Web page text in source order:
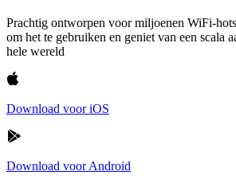
Prachtig ontworpen voor miljoenen WiFi-
om het te gebruiken en geniet van een scala
hele wereld
Download voor iOS
Download voor Android